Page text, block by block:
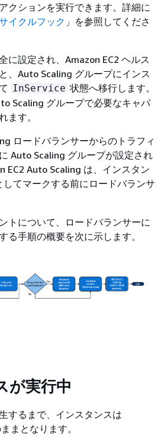
クションを実行できます。詳細に
イクルフック 」を参照してくださ
に設定され、Amazon EC2 ヘルス
、Auto Scaling グループにインス
InService 状態へ移行します。
Scaling グループで必要なキャパ
ます。
ロードバランサーからのトラフィ
Auto Scaling グループが設定され
EC2 Auto Scaling は、インスタン
してマークする前にロードバランサ
トについて、ロードバランサーに
る手順の概要を次に示します。
が実行中
するまで、インスタンスは
まとなります。